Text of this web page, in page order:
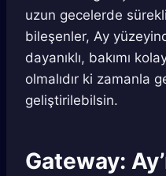
uzun gecelerde
bileşenler, Ay
dayanıklı, bakımı
olmalıdır ki zamanla
geliştirilebilsin.
Gateway: